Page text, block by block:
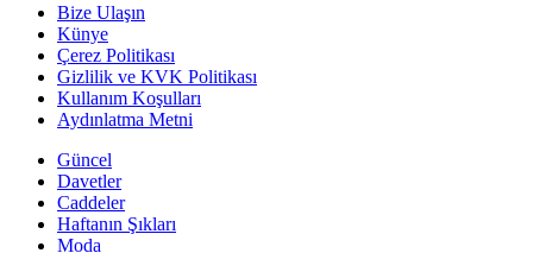
Bize Ulaşın
Künye
Çerez Politikası
Gizlilik ve KVK Politikası
Kullanım Koşulları
Aydınlatma Metni
Güncel
Davetler
Caddeler
Haftanın Şıkları
Moda